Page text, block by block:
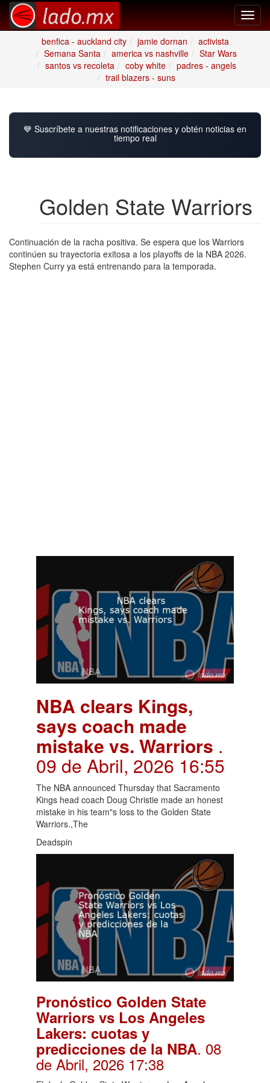
benfica - auckland city
jamie dornan
activista
Semana Santa
america vs nashville
Star Wars
santos vs recoleta
coby white
padres - angels
trail blazers - suns
💙 Suscríbete a nuestras notificaciones y obtén noticias en
tiempo real
Golden State Warriors
Continuación de la racha positiva. Se espera que los Warriors
continúen su trayectoria exitosa a los playoffs de la NBA 2026.
Stephen Curry ya está entrenando para la temporada.
NBA clears Kings,
says coach made
mistake vs. Warriors .
09 de Abril, 2026 16:55
The NBA announced Thursday that Sacramento
Kings head coach Doug Christie made an honest
mistake in his team"s loss to the Golden State
Warriors.,The
Deadspin
Pronóstico Golden State
Warriors vs Los Angeles
Lakers: cuotas y
predicciones de la NBA. 08
de Abril, 2026 17:38